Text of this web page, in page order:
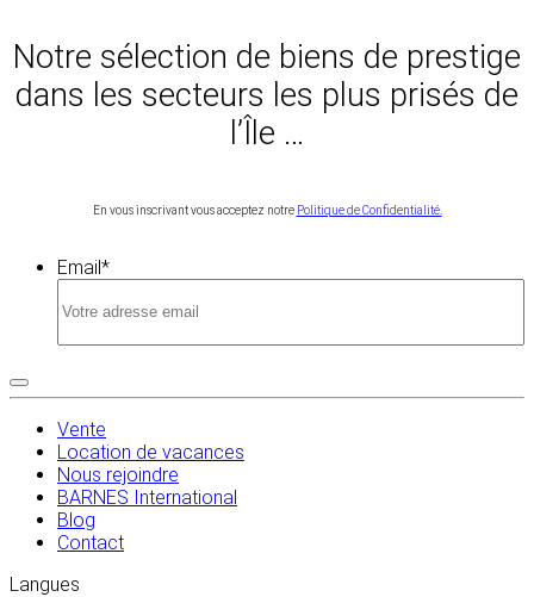
Notre sélection de biens de prestige
dans les secteurs les plus prisés de
l’Île …
En vous inscrivant vous acceptez notre Politique de Confidentialité.
Email*
Vente
Location de vacances
Nous rejoindre
BARNES International
Blog
Contact
Langues